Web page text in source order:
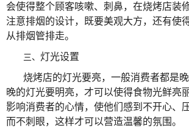
会使得整个顾客咳嗽、刺鼻，在烧烤店装
注意排烟的设计，既要美观大方，还有使
从排烟管排走。
三、 灯光设置
烧烤店的灯光要亮，一般消费者都是
晚的灯光要明亮，才可以使得食物光鲜亮
影响消费者的心情，使他们感到不开心、
而不刺眼，这样才可以营造温馨的氛围。